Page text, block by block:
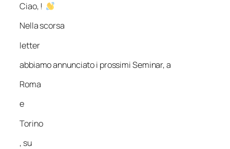
Ciao, !
Nella scorsa
letter
abbiamo annunciato i prossimi Seminar, a
Roma
e
Torino
, su